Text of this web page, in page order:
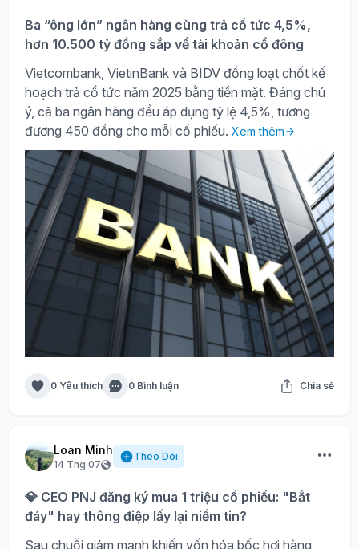
Ba “ông lớn” ngân hàng cùng trả cổ tức 4,5%,
hơn 10.500 tỷ đồng sắp về tài khoản cổ đông
Vietcombank, VietinBank và BIDV đồng loạt chốt kế
hoạch trả cổ tức năm 2025 bằng tiền mặt. Đáng chú
ý, cả ba ngân hàng đều áp dụng tỷ lệ 4,5%, tương
đương 450 đồng cho mỗi cổ phiếu. Xem thêm
0 Yêu thích 0 Bình luận Chia sẻ
Loan Minh
14 Thg 07
Theo Dõi
💎 CEO PNJ đăng ký mua 1 triệu cổ phiếu: "Bắt
đáy" hay thông điệp lấy lại niềm tin?
Sau chuỗi giảm mạnh khiến vốn hóa bốc hơi hàng